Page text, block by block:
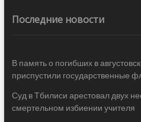
Последние новости
В память о погибших в
приспустили государственные
Суд в Тбилиси арестовал двух
смертельном избиении учителя